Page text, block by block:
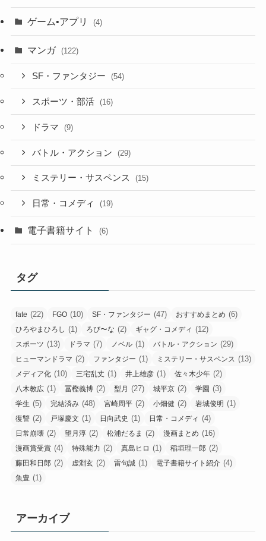
ゲーム•アプリ (4)
マンガ (122)
SF・ファンタジー (54)
スポーツ・部活 (16)
ドラマ (9)
バトル・アクション (29)
ミステリー・サスペンス (15)
日常・コメディ (19)
電子書籍サイト (6)
タグ
fate (22) FGO (10) SF・ファンタジー (47) おすすめまとめ (6)
ひろやまひろし (1) ろび〜な (2) ギャグ・コメディ (12)
スポーツ (13) ドラマ (7) ノベル (1) バトル・アクション (29)
ヒューマンドラマ (2) ファンタジー (1) ミステリー・サスペンス (13)
メディア化 (10) 三宅乱丈 (1) 井上雄彦 (1) 佐々木少年 (2)
八木教広 (1) 冨樫義博 (2) 型月 (27) 城平京 (2) 学園 (3)
学生 (5) 完結済み (48) 宮崎周平 (2) 小畑健 (2) 岩城俊明 (1)
復讐 (2) 戸塚慶文 (1) 日向武史 (1) 日常・コメディ (4)
日常崩壊 (2) 望月淳 (2) 松浦だるま (2) 漫画まとめ (16)
漫画賞受賞 (4) 特殊能力 (2) 真島ヒロ (1) 稲垣理一郎 (2)
藤田和日郎 (2) 虚淵玄 (2) 雷句誠 (1) 電子書籍サイト紹介 (4)
魚豊 (1)
アーカイブ